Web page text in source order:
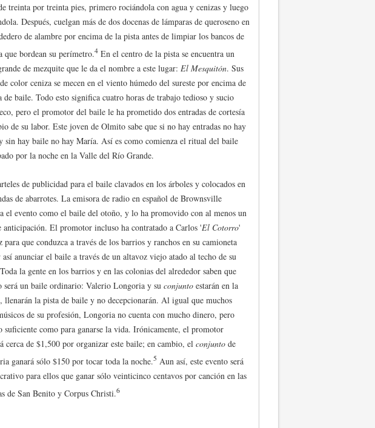
treinta por treinta pies, primero rociándola con agua y cenizas y luego
Después, cuelgan más de dos docenas de lámparas de queroseno en
de alambre por encima de la pista antes de limpiar los bancos de
que bordean su perímetro.4 En el centro de la pista se encuentra un
de mezquite que le da el nombre a este lugar: El Mesquitón. Sus
color ceniza se mecen en el viento húmedo del sureste por encima de
de baile. Todo esto significa cuatro horas de trabajo tedioso y sucio
pero el promotor del baile le ha prometido dos entradas de cortesía
de su labor. Este joven de Olmito sabe que si no hay entradas no hay
sin hay baile no hay María. Así es como comienza el ritual del baile
por la noche en la Valle del Río Grande.
de publicidad para el baile clavados en los árboles y colocados en
de abarrotes. La emisora de radio en español de Brownsville
el evento como el baile del otoño, y lo ha promovido con al menos un
anticipación. El promotor incluso ha contratado a Carlos 'El Cotorro'
para que conduzca a través de los barrios y ranchos en su camioneta
anunciar el baile a través de un altavoz viejo atado al techo de su
la gente en los barrios y en las colonias del alrededor saben que
será un baile ordinario: Valerio Longoria y su conjunto estarán en la
llenarán la pista de baile y no decepcionarán. Al igual que muchos
de su profesión, Longoria no cuenta con mucho dinero, pero
suficiente como para ganarse la vida. Irónicamente, el promotor
cerca de $1,500 por organizar este baile; en cambio, el conjunto de
ganará sólo $150 por tocar toda la noche.5 Aun así, este evento será
para ellos que ganar sólo veinticinco centavos por canción en las
de San Benito y Corpus Christi.6